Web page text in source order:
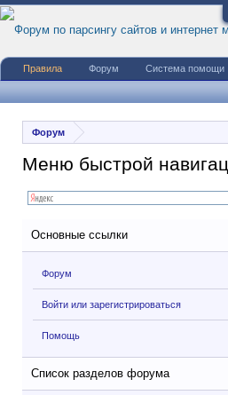
Форум
Меню быстрой
Основные ссылки
Форум
Войти или зарегистрироваться
Помощь
Список разделов форума
Правила Форум Система помощи